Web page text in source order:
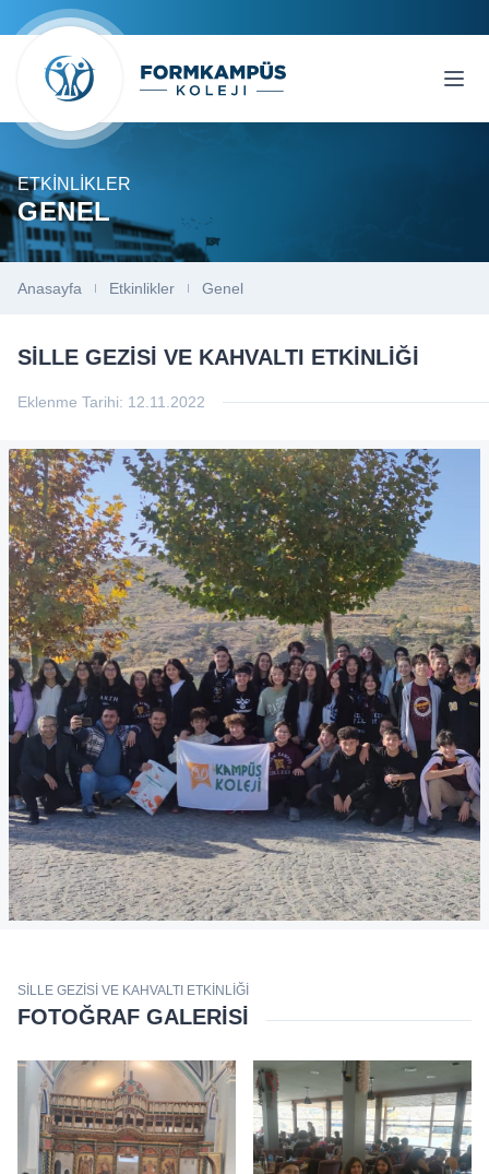
ETKINLIKLER
GENEL
Anasayfa Etkinlikler Genel
SILLE GEZISI VE KAHVALTI ETKINLIĞI
Eklenme Tarihi: 12.11.2022
SILLE GEZISI VE KAHVALTI ETKINLIĞI
FOTOĞRAF GALERISI